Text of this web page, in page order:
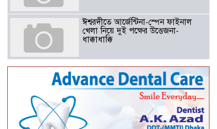
ঈশ্বরদীতে আর্জেন্টিনা-স্পেন ফাইনাল
খেলা নিয়ে দুই পক্ষের উত্তেজনা-
ধাক্কাধাক্কি
বাংলাদেশসহ বাসযোগ্য পৃথিবী গড়তে
গাছ লাগিয়ে অক্সিজেন ফ্যাক্টরী গড়ে
তোলার বিকল্প নেই——বিএনপির
কেন্দ্রিয় নেতা সাবেক এমপি বীর
মুক্তিযোদ্ধা সিরাজুল ইসলাম সরদার